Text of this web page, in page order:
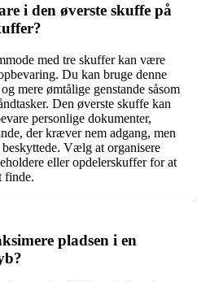
i den øverste skuffe på
med tre skuffer kan være
Du kan bruge denne
mere ømtålige genstande såsom
Den øverste skuffe kan
personlige dokumenter,
der kræver nem adgang, men
Vælg at organisere
eller opdelerskuffer for at
finde.
pladsen i en